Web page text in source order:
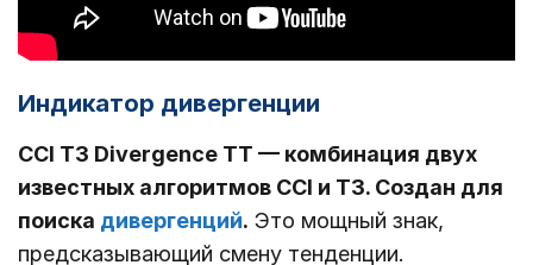
Индикатор дивергенции
CCI T3 Divergence TT — комбинация двух
известных алгоритмов CCI и T3. Создан для
поиска дивергенций. Это мощный знак,
предсказывающий смену тенденции.